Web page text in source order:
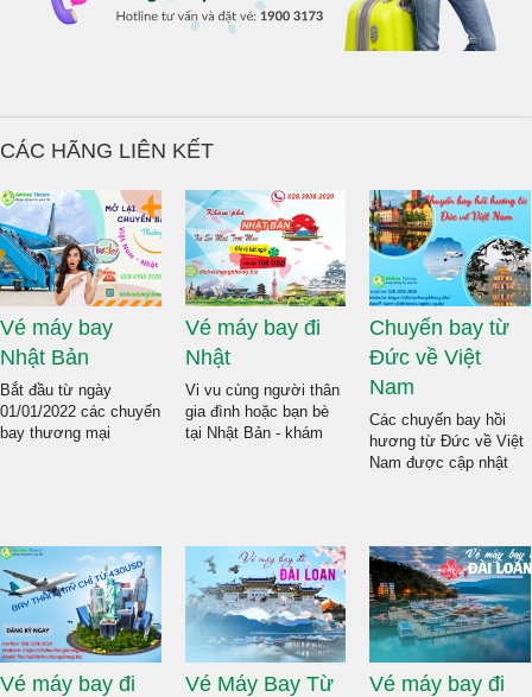
CÁC HÃNG LIÊN KẾT
Vé máy bay
Nhật Bản
Bắt đầu từ ngày
01/01/2022 các chuyến
bay thương mại
và VietJet.
Vé máy bay đi
Nhật
Vi vu cùng người thân
gia đình hoặc bạn bè
tại Nhật Bản - khám
Chuyến bay từ
Đức về Việt
Nam
Các chuyến bay hồi
hương từ Đức về Việt
Nam được cập nhật
Đức về Việt Nam với
Combo trọn gói nhiều
ưu đãi
Vé máy bay đi
Vé Máy Bay Từ
Vé máy bay đi